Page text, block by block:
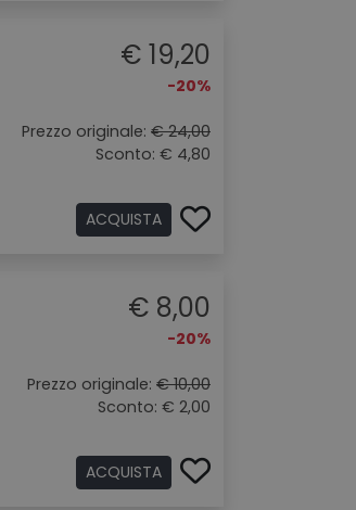
€ 19,20
-20%
Prezzo originale: € 24,00
Sconto: € 4,80
ACQUISTA
€ 8,00
-20%
Prezzo originale: € 10,00
Sconto: € 2,00
ACQUISTA